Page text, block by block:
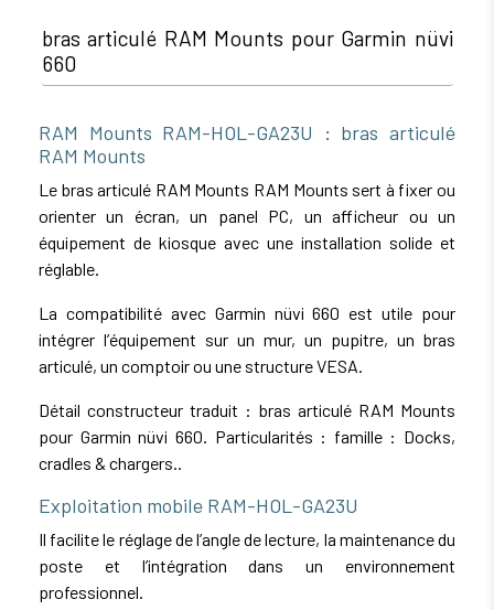
bras articulé RAM Mounts pour Garmin nüvi
660
RAM Mounts RAM-HOL-GA23U : bras articulé
RAM Mounts
Le bras articulé RAM Mounts RAM Mounts sert à fixer ou
orienter un écran, un panel PC, un afficheur ou un
équipement de kiosque avec une installation solide et
réglable.
La compatibilité avec Garmin nüvi 660 est utile pour
intégrer l’équipement sur un mur, un pupitre, un bras
articulé, un comptoir ou une structure VESA.
Détail constructeur traduit : bras articulé RAM Mounts
pour Garmin nüvi 660. Particularités : famille : Docks,
cradles & chargers..
Exploitation mobile RAM-HOL-GA23U
Il facilite le réglage de l’angle de lecture, la maintenance du
poste et l’intégration dans un environnement
professionnel.